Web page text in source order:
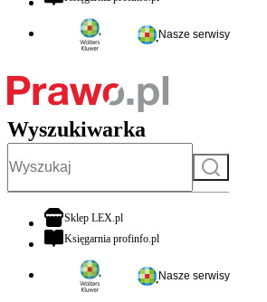
Nasze serwisy
Wyszukiwarka
Szukaj
Sklep LEX.plotwiera się w nowej karcie
Księgarnia profinfo.plotwiera się w nowej karcie
Nasze serwisy